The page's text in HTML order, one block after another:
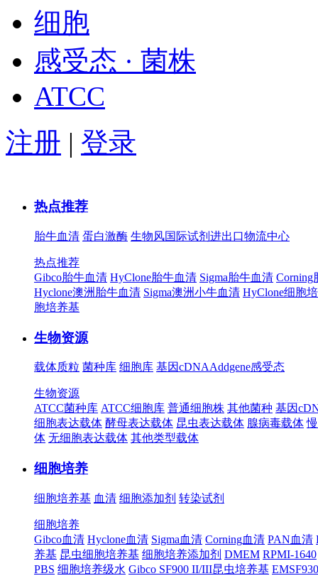
细胞
感受态 · 菌株
ATCC
注册 | 登录
热点推荐
胎牛血清 蛋白激酶 生物风国际试剂进出口物流中心
热点推荐
Gibco胎牛血清 HyClone胎牛血清 Sigma胎牛血清 Corning
Hyclone澳洲胎牛血清 Sigma澳洲小牛血清 HyClone细胞
胞培养基
生物资源
载体质粒 菌种库 细胞库 基因cDNAAddgene感受态
生物资源
ATCC菌种库 ATCC细胞库 普通细胞株 其他菌种 基因
细胞表达载体 酵母表达载体 昆虫表达载体 腺病毒载体
体 无细胞表达载体 其他类型载体
细胞培养
细胞培养基 血清 细胞添加剂 转染试剂
细胞培养
Gibco血清 Hyclone血清 Sigma血清 Corning血清 PAN血清
养基 昆虫细胞培养基 细胞培养添加剂 DMEM RPMI-1640
PBS 细胞培养级水 Gibco SF900 II/III昆虫培养基